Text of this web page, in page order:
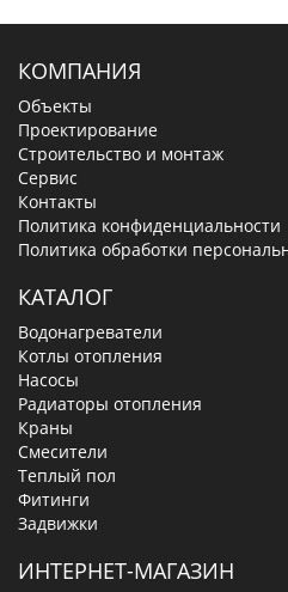
КОМПАНИЯ
Объекты
Проектирование
Строительство и монтаж
Сервис
Контакты
Политика конфиденциальности
Политика обработки
КАТАЛОГ
Водонагреватели
Котлы отопления
Насосы
Радиаторы отопления
Краны
Смесители
Теплый пол
Фитинги
Задвижки
ИНТЕРНЕТ-МАГАЗИН